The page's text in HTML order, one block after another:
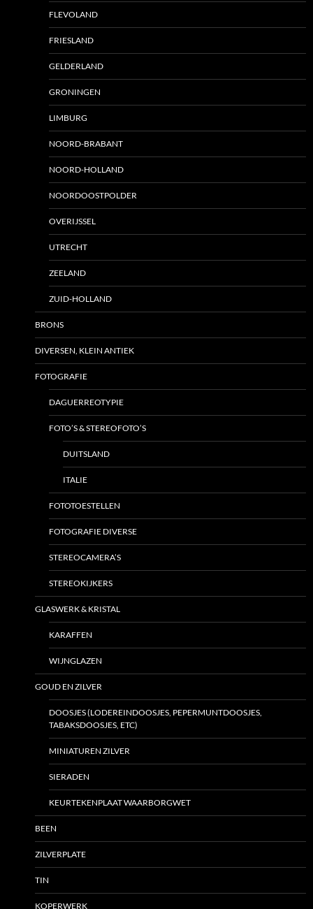
FLEVOLAND
FRIESLAND
GELDERLAND
GRONINGEN
LIMBURG
NOORD-BRABANT
NOORD-HOLLAND
NOORDOOSTPOLDER
OVERIJSSEL
UTRECHT
ZEELAND
ZUID-HOLLAND
BRONS
DIVERSEN, KLEIN ANTIEK
FOTOGRAFIE
DAGUERREOTYPIE
FOTO’S & STEREOFOTO’S
DUITSLAND
ITALIE
FOTOTOESTELLEN
FOTOGRAFIE DIVERSE
STEREOCAMERA’S
STEREOKIJKERS
GLASWERK & KRISTAL
KARAFFEN
WIJNGLAZEN
GOUD EN ZILVER
DOOSJES (LODEREINDOOSJES, PEPERMUNTDOOSJES,
TABAKSDOOSJES, ETC)
MINIATUREN ZILVER
SIERADEN
KEURTEKENPLAAT WAARBORGWET
BEEN
ZILVERPLATE
TIN
KOPERWERK